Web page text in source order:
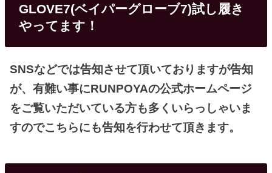
GLOVE7(ベイパーグローブ7)試し履き
やってます！
SNSなどでは告知させて頂いておりますが告知
が、有難い事にRUNPOYAの公式ホームページ
をご覧いただいている方も多くいらっしゃいま
すのでこちらにも告知を行わせて頂きます。